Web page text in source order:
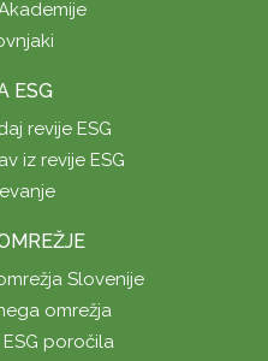
ESG
revije ESG
iz revije ESG
Slovenije
omrežja
poročila